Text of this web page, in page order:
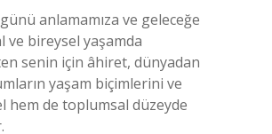
anlamamıza ve geleceğe
ve bireysel yaşamda
senin için âhiret, dünyadan
yaşam biçimlerini ve
hem de toplumsal düzeyde